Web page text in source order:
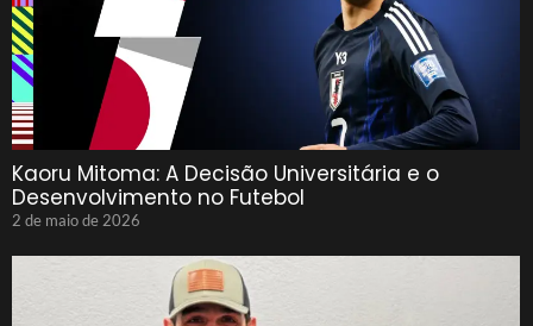
Kaoru Mitoma: A Decisão Universitária e o
Desenvolvimento no Futebol
2 de maio de 2026